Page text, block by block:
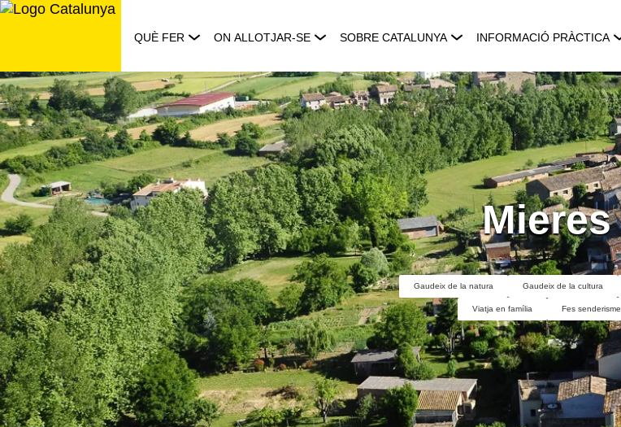
Saltar
QUÈ FER ON ALLOTJAR-SE SOBRE CATALUNYA INFORMACIÓ PRÀCTICA
Mieres
Gaudeix de la natura Gaudeix de la cultura
Viatja en família Fes senderisme